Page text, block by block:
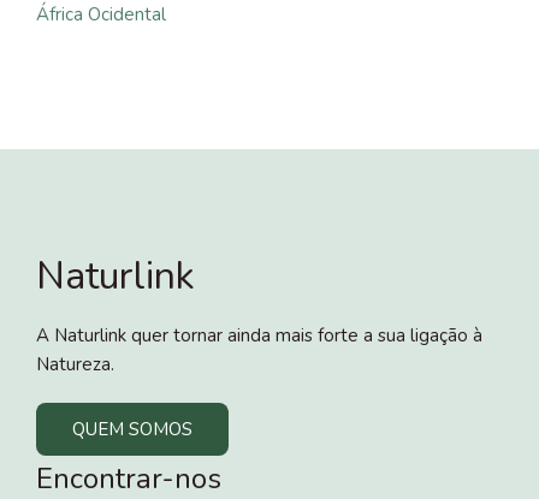
África Ocidental
Naturlink
A Naturlink quer tornar ainda mais forte a sua ligação à
Natureza.
QUEM SOMOS
Encontrar-nos